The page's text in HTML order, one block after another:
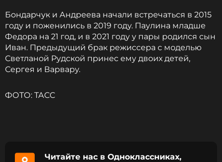
Бондарчук и Андреева начали встречаться в 2015
году и поженились в 2019 году. Паулина младше
Федора на 21 год, и в 2021 году у пары родился сын
Иван. Предыдущий брак режиссера с моделью
Светланой Рудской принес ему двоих детей,
Сергея и Варвару.
ФОТО: ТАСС
Читайте нас в Одноклассниках,